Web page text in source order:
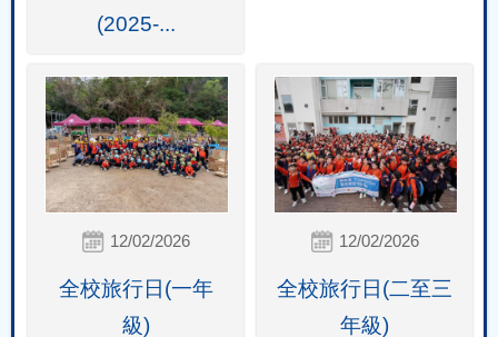
(2025-...
12/02/2026
全校旅行日(一年
級)
12/02/2026
全校旅行日(二至三
年級)